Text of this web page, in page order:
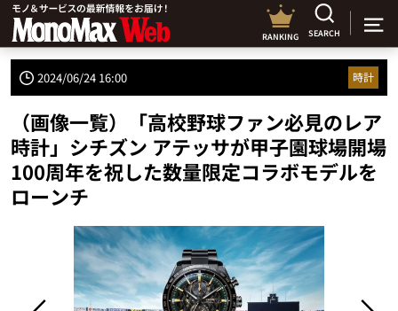
RANKING SEARCH
2024/06/24 16:00 時計
（画像一覧）「高校野球ファン必見のレア
時計」シチズン アテッサが甲子園球場開場
100周年を祝した数量限定コラボモデルを
ローンチ